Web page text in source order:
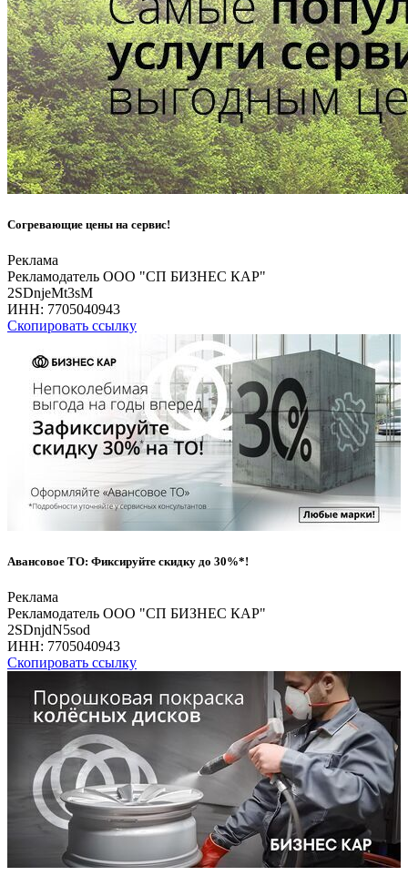
Согревающие цены на сервис!
Реклама
Рекламодатель ООО "СП БИЗНЕС КАР"
2SDnjeMt3sM
ИНН: 7705040943
Скопировать ссылку
Авансовое ТО: Фиксируйте скидку до 30%*!
Реклама
Рекламодатель ООО "СП БИЗНЕС КАР"
2SDnjdN5sod
ИНН: 7705040943
Скопировать ссылку